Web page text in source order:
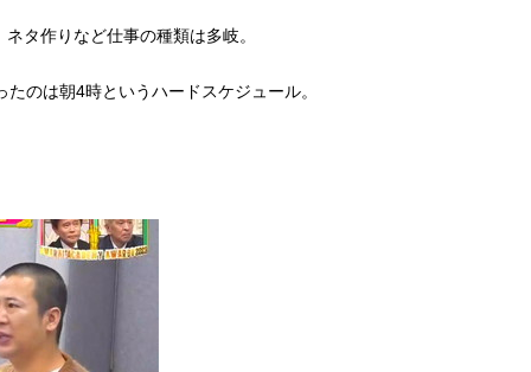
タ作りなど仕事の種類は多岐。
のは朝4時というハードスケジュール。